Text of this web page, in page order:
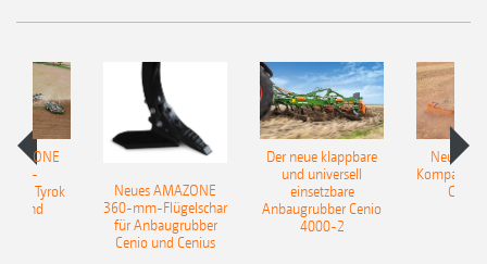
Tyrok
Neues AMAZONE
360-mm-Flügelschar
für Anbaugrubber
Cenio und Cenius
Der neue klappbare
und universell
einsetzbare
Anbaugrubber Cenio
4000-2
Neue